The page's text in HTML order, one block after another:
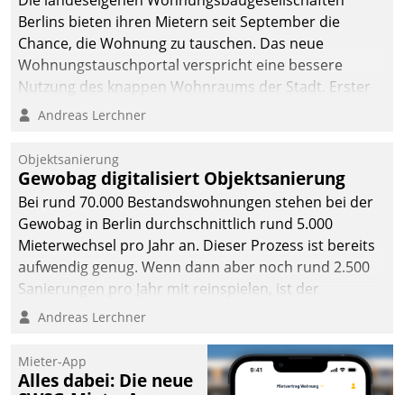
Berlins bieten ihren Mietern seit September die
Chance, die Wohnung zu tauschen. Das neue
Wohnungstauschportal verspricht eine bessere
Nutzung des knappen Wohnraums der Stadt. Erster
Anwendungsfall für Datatrains Lösung API-Hub mit
Unternehmen.
Andreas Lerchner
Objektsanierung
Gewobag digitalisiert Objektsanierung
Bei rund 70.000 Bestandswohnungen stehen bei der
Gewobag in Berlin durchschnittlich rund 5.000
Mieterwechsel pro Jahr an. Dieser Prozess ist bereits
aufwendig genug. Wenn dann aber noch rund 2.500
Sanierungen pro Jahr mit reinspielen, ist der
Betreuungs- und Organisationsaufwand immens. Im
kommunale Wohnungsbauunternehmen daher
gemeinsam mit der Berliner Datatrain GmbH den
Andreas Lerchner
Mieter-App
Alles dabei: Die neue